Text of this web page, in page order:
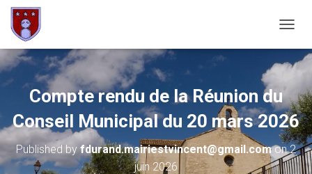
Compte rendu de la Réunion du
Conseil Municipal du 20 mars 2026
Published byfdurand.mairiestvincent@gmail.comon2
juin 2026